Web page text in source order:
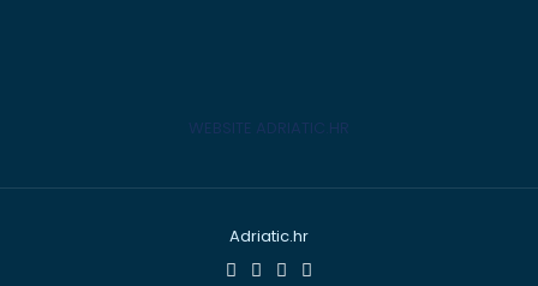
WEBSITE ADRIATIC.HR
Adriatic.hr